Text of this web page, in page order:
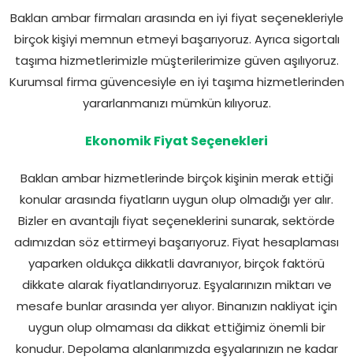
Baklan ambar firmaları arasında en iyi fiyat seçenekleriyle
birçok kişiyi memnun etmeyi başarıyoruz. Ayrıca sigortalı
taşıma hizmetlerimizle müşterilerimize güven aşılıyoruz.
Kurumsal firma güvencesiyle en iyi taşıma hizmetlerinden
yararlanmanızı mümkün kılıyoruz.
Ekonomik Fiyat Seçenekleri
Baklan ambar hizmetlerinde birçok kişinin merak ettiği
konular arasında fiyatların uygun olup olmadığı yer alır.
Bizler en avantajlı fiyat seçeneklerini sunarak, sektörde
adımızdan söz ettirmeyi başarıyoruz. Fiyat hesaplaması
yaparken oldukça dikkatli davranıyor, birçok faktörü
dikkate alarak fiyatlandırıyoruz. Eşyalarınızın miktarı ve
mesafe bunlar arasında yer alıyor. Binanızın nakliyat için
uygun olup olmaması da dikkat ettiğimiz önemli bir
konudur. Depolama alanlarımızda eşyalarınızın ne kadar